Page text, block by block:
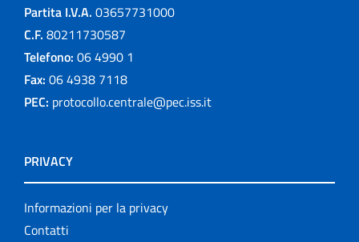
Partita I.V.A. 03657731000
C.F. 80211730587
Telefono: 06 4990 1
Fax: 06 4938 7118
PEC: protocollo.centrale@pec.iss.it
PRIVACY
Informazioni per la privacy
Contatti